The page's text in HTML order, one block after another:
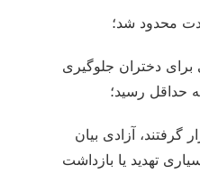
محدود شد؛
دختران جلوگیری
حداقل رسید؛
گرفتند، آزادی بیان
تهدید یا بازداشت